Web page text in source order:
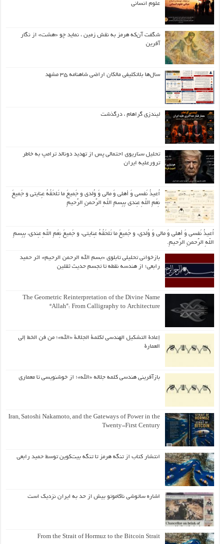
علوم انسانی
شگفت آن‌که هرمز به نقش زمین ، نماید چو «هشت» از نگار
آفرین
سال‌ها بلاتکلیفی مالکان اراضی شاهنامه ۳۵ مشهد
لیندزی گراهام ، درگذشت
تحلیل سناریوی احتمالی پس از تهدید دونالد ترامپ به خاطر
ترورعلیه ایران
اُعیذُ نَفسی وَ أهلی وَ مالی وَ وُلدی و جَمیعَ ما تَلحَقُهُ عِنایتی و جَمیعَ
نِعَمِ اللّهِ عِندی بِبِسمِ اللّهِ الرَّحمنِ الرَّحیمِ
اُعیذُ نَفسی وَ أهلی وَ مالی وَ وُلدی، و جَمیعَ ما تَلحَقُهُ عِنایتی، و جَمیعَ نِعَمِ اللّهِ عِندی، بِبِسمِ
اللّهِ الرَّحمنِ الرَّحیمِ.
بازخوانی تحلیلی تابلوی «بسم الله الرحمن الرحیم» اثر حمید
رابعی؛ از هندسه نقطه تا تجسم حدیث ثقلین
The Geometric Reinterpretation of the Divine Name
“Allah”: From Calligraphy to Architecture
إعادة التشكيل الهندسي لكلمة الجلالة «الله»؛ من فن الخط إلى
العمارة
بازآفرینی هندسی کلمه جلاله «الله»؛ از خوشنویسی تا معماری
Iran, Satoshi Nakamoto, and the Gateways of Power in the
Twenty-First Century
انتشار کتاب از تنگه هرمز تا تنگه بیت‌کوین توسط حمید رابعی
اشاره ساتوشی ناکاموتو بیش از حد به ایران نزدیک است
From the Strait of Hormuz to the Bitcoin Strait